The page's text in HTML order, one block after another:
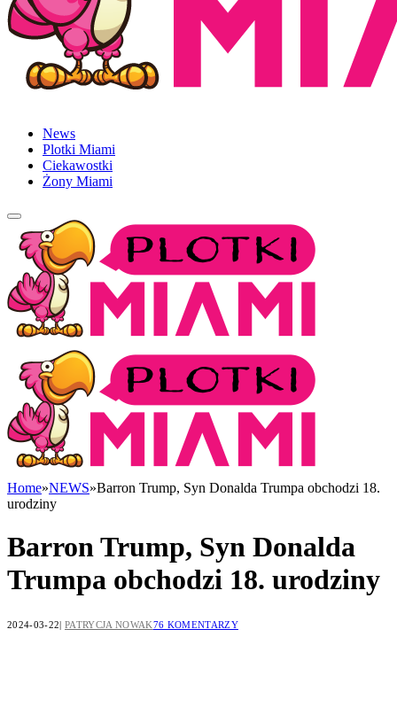
News
Plotki Miami
Ciekawostki
Żony Miami
Home»NEWS»Barron Trump, Syn Donalda Trumpa obchodzi 18.
urodziny
Barron Trump, Syn Donalda
Trumpa obchodzi 18. urodziny
2024-03-22 PATRYCJA NOWAK76 KOMENTARZY